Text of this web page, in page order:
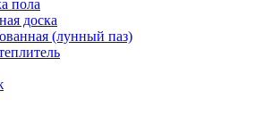
пола
доска
(лунный паз)